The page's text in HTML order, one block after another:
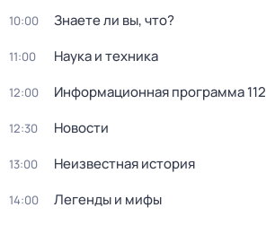
10:00 Знаете ли вы, что?
11:00 Наука и техника
12:00 Информационная программа 112
12:30 Новости
13:00 Неизвестная история
14:00 Легенды и мифы